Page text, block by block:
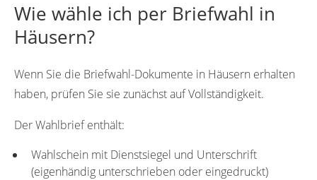
Wie wähle ich per Briefwahl in
Häusern?
Wenn Sie die Briefwahl-Dokumente in Häusern erhalten
haben, prüfen Sie sie zunächst auf Vollständigkeit.
Der Wahlbrief enthält:
Wahlschein mit Dienstsiegel und Unterschrift
(eigenhändig unterschrieben oder eingedruckt)